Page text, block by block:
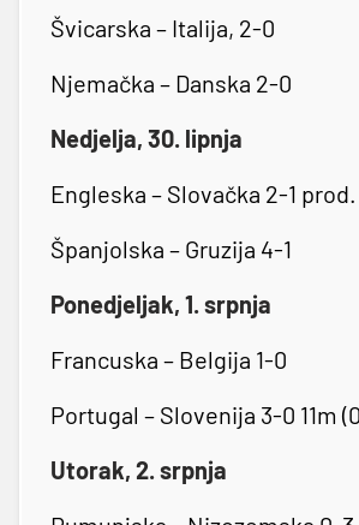
Švicarska – Italija, 2-0
Njemačka – Danska 2-0
Nedjelja, 30. lipnja
Engleska – Slovačka 2-1 prod.
Španjolska – Gruzija 4-1
Ponedjeljak, 1. srpnja
Francuska – Belgija 1-0
Portugal – Slovenija 3-0 11m
Utorak, 2. srpnja